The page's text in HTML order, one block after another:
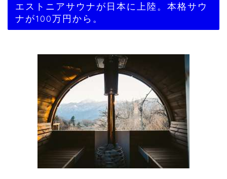
エストニアサウナが日本に上陸。本格サウ
ナが100万円から。